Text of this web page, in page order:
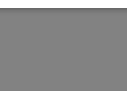
Targetowanie